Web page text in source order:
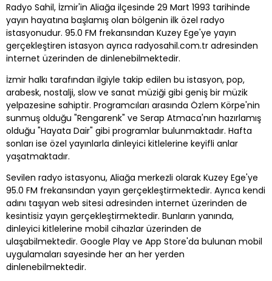
Radyo Sahil, İzmir'in Aliağa ilçesinde 29 Mart 1993 tarihinde
yayın hayatına başlamış olan bölgenin ilk özel radyo
istasyonudur. 95.0 FM frekansından Kuzey Ege'ye yayın
gerçekleştiren istasyon ayrıca radyosahil.com.tr adresinden
internet üzerinden de dinlenebilmektedir.
İzmir halkı tarafından ilgiyle takip edilen bu istasyon, pop,
arabesk, nostalji, slow ve sanat müziği gibi geniş bir müzik
yelpazesine sahiptir. Programcıları arasında Özlem Körpe'nin
sunmuş olduğu "Rengarenk" ve Serap Atmaca'nın hazırlamış
olduğu "Hayata Dair" gibi programlar bulunmaktadır. Hafta
sonları ise özel yayınlarla dinleyici kitlelerine keyifli anlar
yaşatmaktadır.
Sevilen radyo istasyonu, Aliağa merkezli olarak Kuzey Ege'ye
95.0 FM frekansından yayın gerçekleştirmektedir. Ayrıca kendi
adını taşıyan web sitesi adresinden internet üzerinden de
kesintisiz yayın gerçekleştirmektedir. Bunların yanında,
dinleyici kitlelerine mobil cihazlar üzerinden de
ulaşabilmektedir. Google Play ve App Store'da bulunan mobil
uygulamaları sayesinde her an her yerden
dinlenebilmektedir.